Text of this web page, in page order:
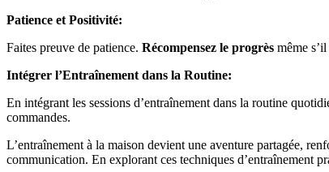
Patience et Positivité:
Faites preuve de patience. Récompensez le progrès même
Intégrer l’Entraînement dans la Routine:
En intégrant les sessions d’entraînement dans la routine
commandes.
L’entraînement à la maison devient une aventure partagée,
communication. En explorant ces techniques d’entraînement